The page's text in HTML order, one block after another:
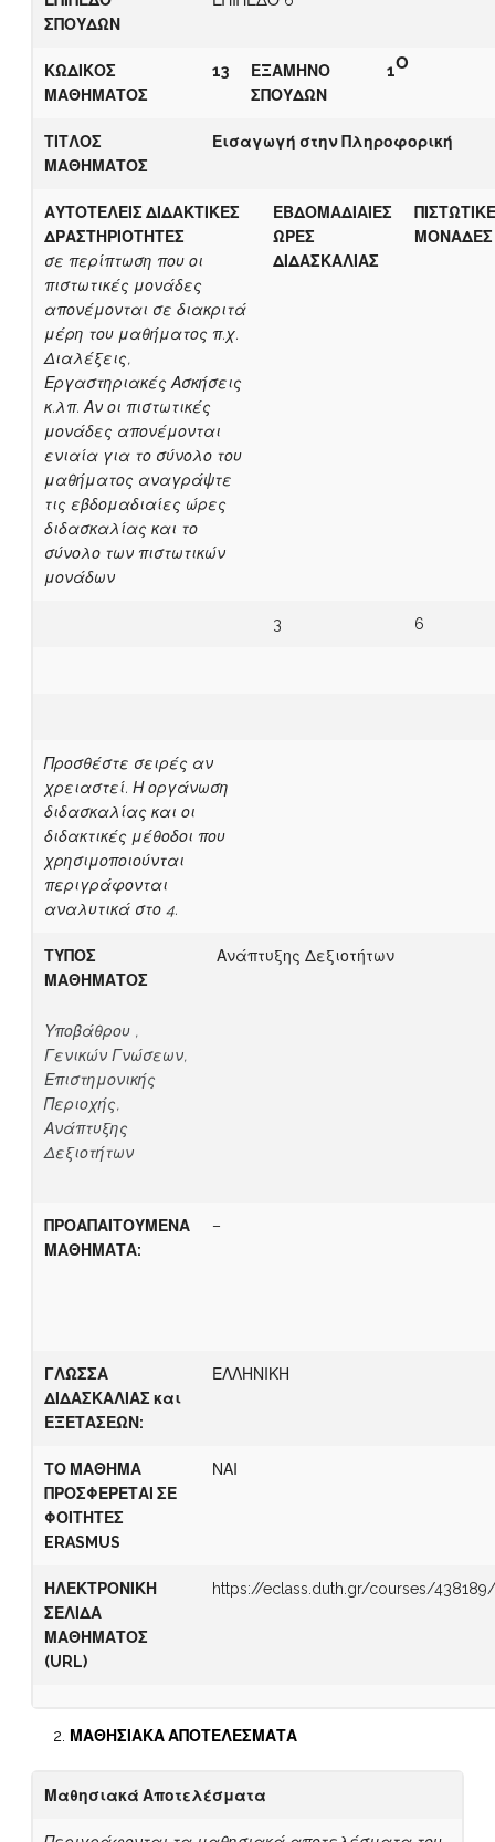
ΣΠΟΥΔΩΝ
ΚΩΔΙΚΟΣ
ΜΑΘΗΜΑΤΟΣ
13
ΕΞΑΜΗΝΟ
ΣΠΟΥΔΩΝ
1Ο
ΤΙΤΛΟΣ
ΜΑΘΗΜΑΤΟΣ
Εισαγωγή στην Πληροφορική
ΑΥΤΟΤΕΛΕΙΣ ΔΙΔΑΚΤΙΚΕΣ
ΔΡΑΣΤΗΡΙΟΤΗΤΕΣ
σε περίπτωση που οι
πιστωτικές μονάδες
απονέμονται σε διακριτά
μέρη του μαθήματος π.χ.
Διαλέξεις,
Εργαστηριακές Ασκήσεις
κ.λπ. Αν οι πιστωτικές
μονάδες απονέμονται
ενιαία για το σύνολο του
μαθήματος αναγράψτε
τις εβδομαδιαίες ώρες
διδασκαλίας και το
σύνολο των πιστωτικών
μονάδων
ΕΒΔΟΜΑΔΙΑΙΕΣ
ΩΡΕΣ
ΔΙΔΑΣΚΑΛΙΑΣ
ΜΟΝΑΔΕΣ
3 6
Προσθέστε σειρές αν
χρειαστεί. Η οργάνωση
διδασκαλίας και οι
διδακτικές μέθοδοι που
χρησιμοποιούνται
περιγράφονται
αναλυτικά στο 4.
ΤΥΠΟΣ
ΜΑΘΗΜΑΤΟΣ
Υποβάθρου ,
Γενικών Γνώσεων,
Επιστημονικής
Περιοχής,
Ανάπτυξης
Δεξιοτήτων
Ανάπτυξης Δεξιοτήτων
ΠΡΟΑΠΑΙΤΟΥΜΕΝΑ
ΜΑΘΗΜΑΤΑ:
–
ΓΛΩΣΣΑ
ΔΙΔΑΣΚΑΛΙΑΣ και
ΕΞΕΤΑΣΕΩΝ:
ΕΛΛΗΝΙΚΗ
ΤΟ ΜΑΘΗΜΑ
ΠΡΟΣΦΕΡΕΤΑΙ ΣΕ
ΦΟΙΤΗΤΕΣ
ERASMUS
ΝΑΙ
ΗΛΕΚΤΡΟΝΙΚΗ
ΣΕΛΙΔΑ
ΜΑΘΗΜΑΤΟΣ
(URL)
https://eclass.duth.gr/courses/438189/
ΜΑΘΗΣΙΑΚΑ ΑΠΟΤΕΛΕΣΜΑΤΑ
Μαθησιακά Αποτελέσματα